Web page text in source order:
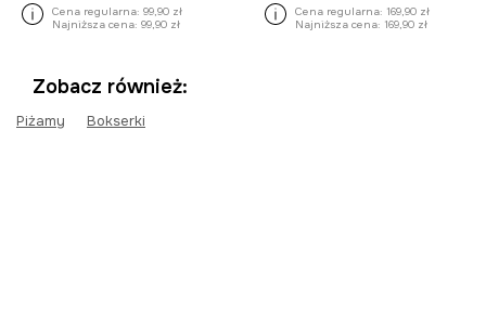
Cena regularna: 99,90 zł
Najniższa cena: 99,90 zł
Cena regularna: 169,90 zł
Najniższa cena: 169,90 zł
Zobacz również:
Piżamy Bokserki